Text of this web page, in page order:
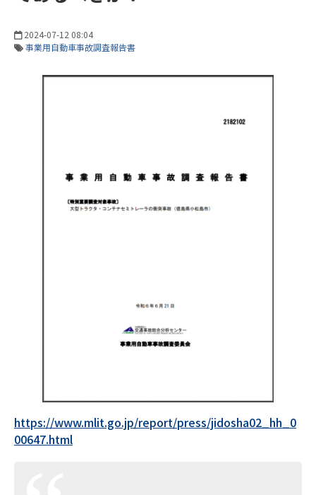
2024-07-12 08:04
事業用自動車事故調査報告書
https://www.mlit.go.jp/report/press/jidosha02_hh_0
00647.html